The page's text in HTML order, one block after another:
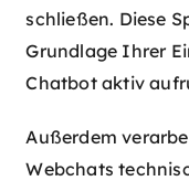
schließen. Diese
Grundlage Ihrer
Chatbot aktiv
Außerdem
Webchats